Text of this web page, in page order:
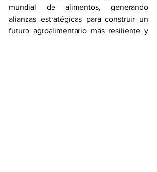
mundial de alimentos, generando
alianzas estratégicas para construir un
futuro agroalimentario más resiliente y